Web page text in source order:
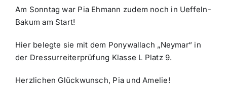
Am Sonntag war Pia Ehmann zudem noch in Ueffeln-
Bakum am Start!
Hier belegte sie mit dem Ponywallach „Neymar“ in
der Dressurreiterprüfung Klasse L Platz 9.
Herzlichen Glückwunsch, Pia und Amelie!